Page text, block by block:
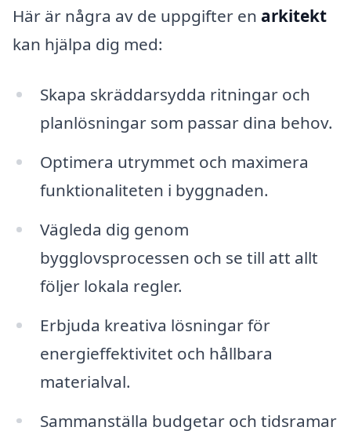
Här är några av de uppgifter en arkitekt
kan hjälpa dig med:
Skapa skräddarsydda ritningar och
planlösningar som passar dina behov.
Optimera utrymmet och maximera
funktionaliteten i byggnaden.
Vägleda dig genom
bygglovsprocessen och se till att allt
följer lokala regler.
Erbjuda kreativa lösningar för
energieffektivitet och hållbara
materialval.
Sammanställa budgetar och tidsramar